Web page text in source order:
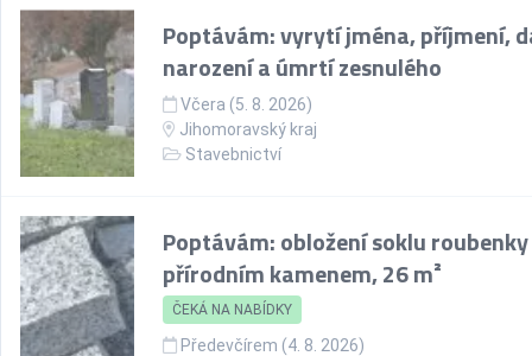
Poptávám: vyrytí jména, příjmení,
narození a úmrtí zesnulého
Včera (5. 8. 2026)
Jihomoravský kraj
Stavebnictví
Poptávám: obložení soklu roubenky
přírodním kamenem, 26 m²
ČEKÁ NA NABÍDKY
Předevčírem (4. 8. 2026)